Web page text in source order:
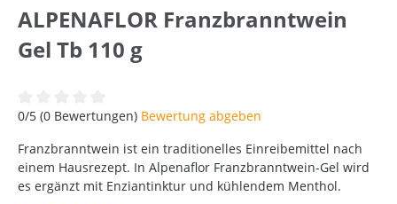
ALPENAFLOR Franzbranntwein
Gel Tb 110 g
Durchschnittliche Bewertung von 0 von 5 Sternen
0/5 (0 Bewertungen) Bewertung abgeben
Franzbranntwein ist ein traditionelles Einreibemittel nach
einem Hausrezept. In Alpenaflor Franzbranntwein-Gel wird
es ergänzt mit Enziantinktur und kühlendem Menthol.